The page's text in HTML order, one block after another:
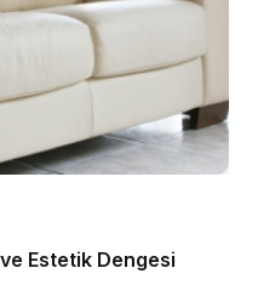
Estetik Dengesi